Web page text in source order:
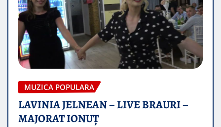
MUZICA POPULARA
LAVINIA JELNEAN – LIVE BRAURI –
MAJORAT IONUŢ